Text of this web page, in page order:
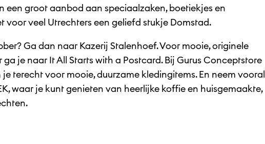
een groot aanbod aan speciaalzaken, boetiekjes en
voor veel Utrechters een geliefd stukje Domstad.
Ga dan naar Kazerij Stalenhoef. Voor mooie, originele
je naar It All Starts with a Postcard. Bij Gurus Conceptstore
je terecht voor mooie, duurzame kledingitems. En neem vooral
waar je kunt genieten van heerlijke koffie en huisgemaakte,